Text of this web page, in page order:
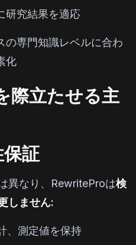
研究結果を適応
の専門知識レベルに合わ
化
際立たせる主
保証
異なり、RewriteProは検
しません:
、測定値を保持